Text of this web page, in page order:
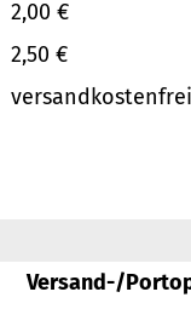
2,00 €
2,50 €
versandkostenfrei
Versand-/